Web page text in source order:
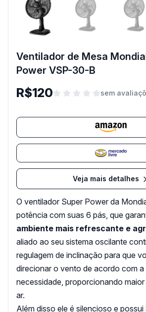
Ventilador de Mesa
Power VSP-30-B
R$120 sem
Veja mais detalhes
O ventilador Super Power da
potência com suas 6 pás, que
ambiente mais refrescante e
aliado ao seu sistema oscilante
regulagem de inclinação para que
direcionar o vento de acordo com a
necessidade, proporcionando
ar.
Além disso ele é silencioso e